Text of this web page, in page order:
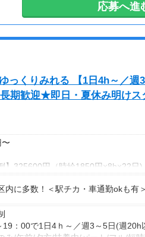
応募へ進
っくりみれる 【1日4h～／週
期歓迎★即日・夏休み明けス
】325600円（時給1850円×8h×22日)
19：00で1日4ｈ～、週3～5日(週20h
例：9-18時、7-11時、8-12時、9-16
み/午前/夕方/扶養内/パート/フル/短時
月～長期歓迎！
内に多数！＜駅チカ・車通勤okも有＞
19：00で1日4ｈ～／週3～5日(週20h